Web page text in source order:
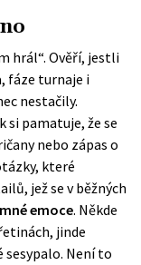
hrál“. Ověří, jestli
fáze turnaje i
nestačily.
si pamatuje, že se
nebo zápas o
které
jež se v běžných
emoce. Někde
jinde
sesypalo. Není to